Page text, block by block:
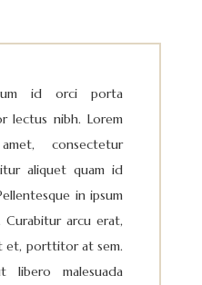
id orci porta
lectus nibh. Lorem
consectetur
aliquet quam id
in ipsum
arcu erat,
et, porttitor at sem.
libero malesuada